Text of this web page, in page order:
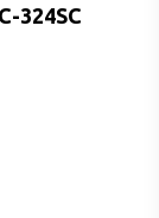
324SC